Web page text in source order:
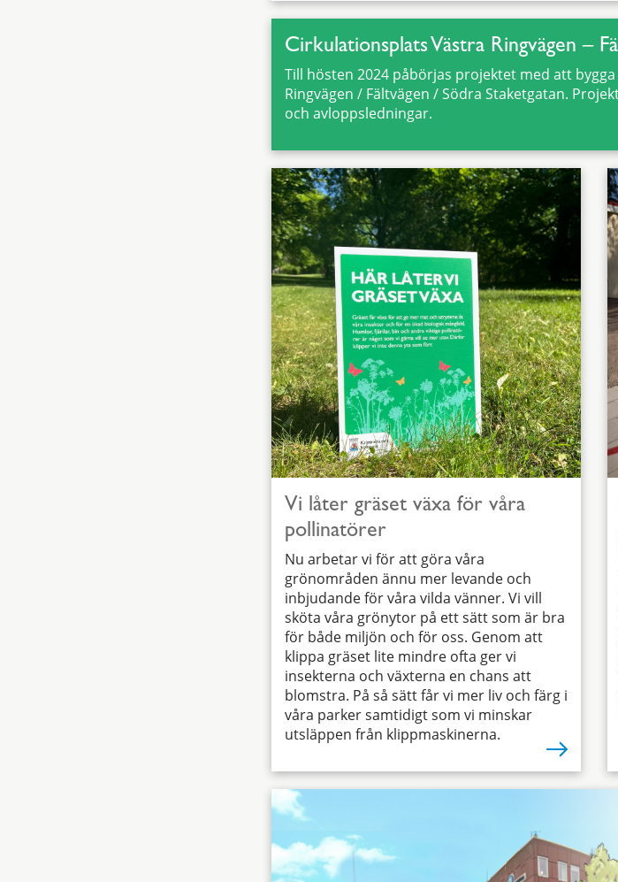
Cirkulationsplats Västra Ringvägen –
Till hösten 2024 påbörjas projektet med att
Ringvägen / Fältvägen / Södra Staketgatan.
och avloppsledningar.
Vi låter gräset växa för våra
pollinatörer
Nu arbetar vi för att göra våra
grönområden ännu mer levande och
inbjudande för våra vilda vänner. Vi vill
sköta våra grönytor på ett sätt som är bra
för både miljön och för oss. Genom att
klippa gräset lite mindre ofta ger vi
insekterna och växterna en chans att
blomstra. På så sätt får vi mer liv och färg i
våra parker samtidigt som vi minskar
utsläppen från klippmaskinerna.